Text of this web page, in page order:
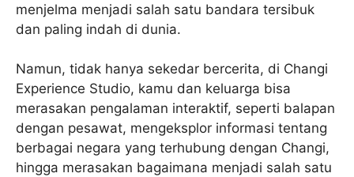
menjelma menjadi salah satu bandara tersibuk
dan paling indah di dunia.
Namun, tidak hanya sekedar bercerita, di Changi
Experience Studio, kamu dan keluarga bisa
merasakan pengalaman interaktif, seperti balapan
dengan pesawat, mengeksplor informasi tentang
berbagai negara yang terhubung dengan Changi,
hingga merasakan bagaimana menjadi salah satu